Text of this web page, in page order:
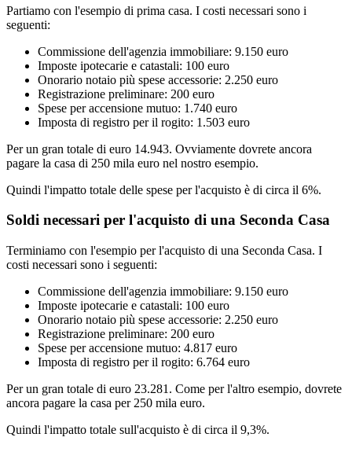
Partiamo con l'esempio di prima casa. I costi necessari sono i
seguenti:
Commissione dell'agenzia immobiliare: 9.150 euro
Imposte ipotecarie e catastali: 100 euro
Onorario notaio più spese accessorie: 2.250 euro
Registrazione preliminare: 200 euro
Spese per accensione mutuo: 1.740 euro
Imposta di registro per il rogito: 1.503 euro
Per un gran totale di euro 14.943. Ovviamente dovrete ancora
pagare la casa di 250 mila euro nel nostro esempio.
Quindi l'impatto totale delle spese per l'acquisto è di circa il 6%.
Soldi necessari per l'acquisto di una Seconda Casa
Terminiamo con l'esempio per l'acquisto di una Seconda Casa. I
costi necessari sono i seguenti:
Commissione dell'agenzia immobiliare: 9.150 euro
Imposte ipotecarie e catastali: 100 euro
Onorario notaio più spese accessorie: 2.250 euro
Registrazione preliminare: 200 euro
Spese per accensione mutuo: 4.817 euro
Imposta di registro per il rogito: 6.764 euro
Per un gran totale di euro 23.281. Come per l'altro esempio, dovrete
ancora pagare la casa per 250 mila euro.
Quindi l'impatto totale sull'acquisto è di circa il 9,3%.